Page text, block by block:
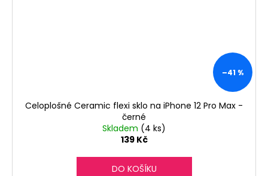
–41 %
Celoplošné Ceramic flexi sklo na iPhone 12 Pro Max -
černé
Skladem (4 ks)
139 Kč
DO KOŠÍKU